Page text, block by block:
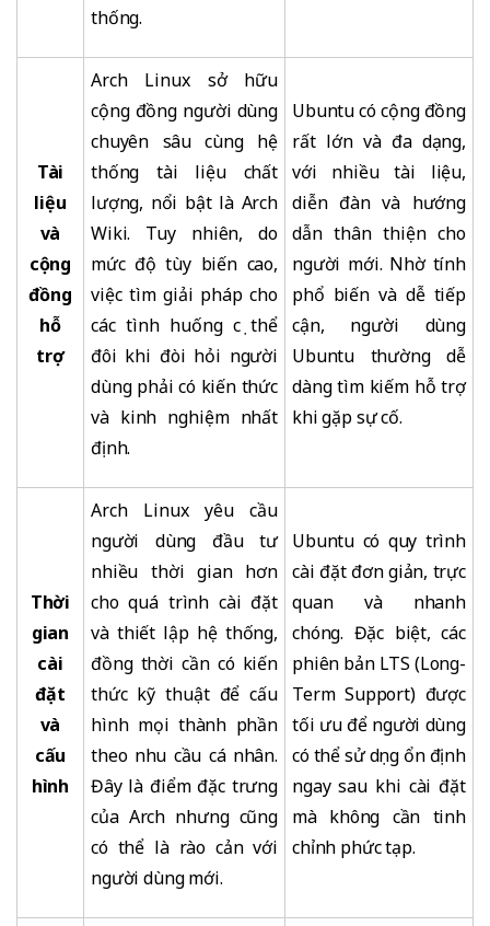
thống.
Tài
liệu
và
cộng
đồng
hỗ
trợ
Arch Linux sở hữu
cộng đồng người dùng
chuyên sâu cùng hệ
thống tài liệu chất
lượng, nổi bật là Arch
Wiki. Tuy nhiên, do
mức độ tùy biến cao,
việc tìm giải pháp cho
các tình huống cụ thể
đôi khi đòi hỏi người
dùng phải có kiến thức
và kinh nghiệm nhất
định.
Ubuntu có cộng đồng
rất lớn và đa dạng,
với nhiều tài liệu,
diễn đàn và hướng
dẫn thân thiện cho
người mới. Nhờ tính
phổ biến và dễ tiếp
cận, người dùng
Ubuntu thường dễ
dàng tìm kiếm hỗ trợ
khi gặp sự cố.
Thời
gian
cài
đặt
và
cấu
hình
Arch Linux yêu cầu
người dùng đầu tư
nhiều thời gian hơn
cho quá trình cài đặt
và thiết lập hệ thống,
đồng thời cần có kiến
thức kỹ thuật để cấu
hình mọi thành phần
theo nhu cầu cá nhân.
Đây là điểm đặc trưng
của Arch nhưng cũng
có thể là rào cản với
người dùng mới.
Ubuntu có quy trình
cài đặt đơn giản, trực
quan và nhanh
chóng. Đặc biệt, các
phiên bản LTS (Long-
Term Support) được
tối ưu để người dùng
có thể sử dụng ổn định
ngay sau khi cài đặt
mà không cần tinh
chỉnh phức tạp.